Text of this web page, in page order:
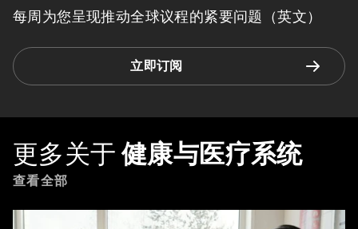
每周为您呈现推动全球议程的紧要问题（英文）
立即订阅
更多关于 健康与医疗系统
查看全部